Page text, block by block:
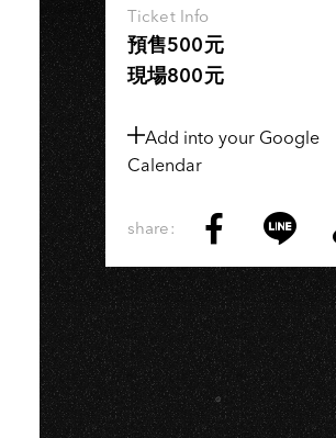
Ticket Info
預售500元
現場800元
Add into your Google
Calendar
share:
on
Facebook
on
LINE
Copy
Link